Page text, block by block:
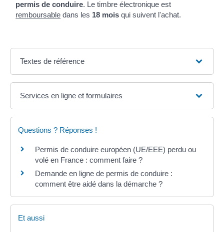
permis de conduire. Le timbre électronique est
remboursable dans les 18 mois qui suivent l'achat.
Textes de référence
Services en ligne et formulaires
Questions ? Réponses !
Permis de conduire européen (UE/EEE) perdu ou
volé en France : comment faire ?
Demande en ligne de permis de conduire :
comment être aidé dans la démarche ?
Et aussi